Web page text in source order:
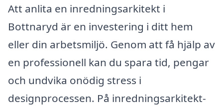
Att anlita en inredningsarkitekt i
Bottnaryd är en investering i ditt hem
eller din arbetsmiljö. Genom att få hjälp av
en professionell kan du spara tid, pengar
och undvika onödig stress i
designprocessen. På inredningsarkitekt-